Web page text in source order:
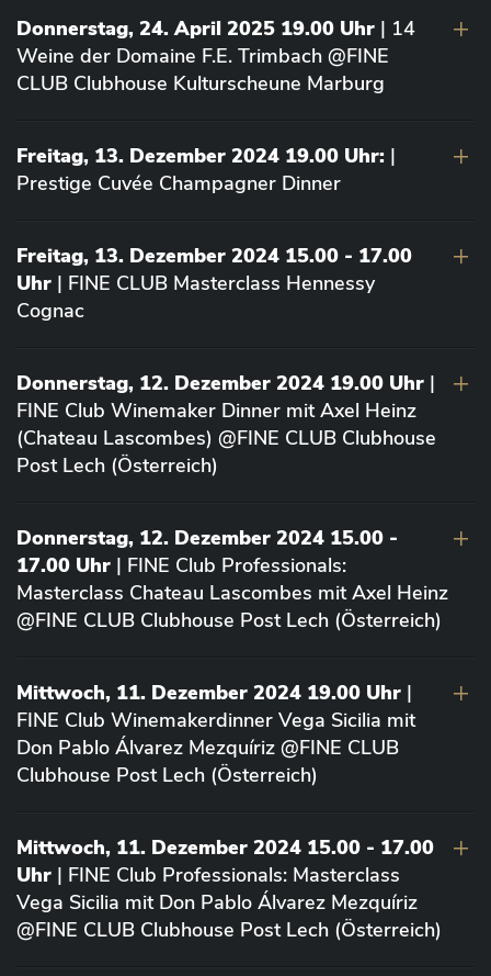
Donnerstag, 24. April 2025 19.00 Uhr | 14
Weine der Domaine F.E. Trimbach @FINE
CLUB Clubhouse Kulturscheune Marburg
Freitag, 13. Dezember 2024 19.00 Uhr: |
Prestige Cuvée Champagner Dinner
Freitag, 13. Dezember 2024 15.00 - 17.00
Uhr | FINE CLUB Masterclass Hennessy
Cognac
Donnerstag, 12. Dezember 2024 19.00 Uhr |
FINE Club Winemaker Dinner mit Axel Heinz
(Chateau Lascombes) @FINE CLUB Clubhouse
Post Lech (Österreich)
Donnerstag, 12. Dezember 2024 15.00 -
17.00 Uhr | FINE Club Professionals:
Masterclass Chateau Lascombes mit Axel Heinz
@FINE CLUB Clubhouse Post Lech (Österreich)
Mittwoch, 11. Dezember 2024 19.00 Uhr |
FINE Club Winemakerdinner Vega Sicilia mit
Don Pablo Álvarez Mezquíriz @FINE CLUB
Clubhouse Post Lech (Österreich)
Mittwoch, 11. Dezember 2024 15.00 - 17.00
Uhr | FINE Club Professionals: Masterclass
Vega Sicilia mit Don Pablo Álvarez Mezquíriz
@FINE CLUB Clubhouse Post Lech (Österreich)